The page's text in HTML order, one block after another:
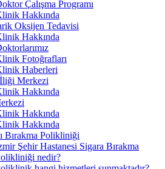
Çalışma Programı
Hakkında
Oksijen Tedavisi
Hakkında
Fotoğrafları
Haberleri
Merkezi
Hakkında
Hakkında
Hakkında
Bırakma Polikliniği
Şehir Hastanesi Sigara Bırakma
nedir?